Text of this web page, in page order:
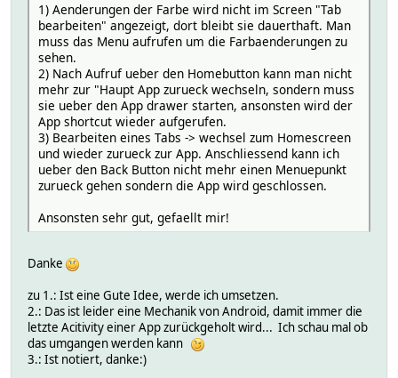
1) Aenderungen der Farbe wird nicht im Screen "Tab
bearbeiten" angezeigt, dort bleibt sie dauerthaft. Man
muss das Menu aufrufen um die Farbaenderungen zu
sehen.
2) Nach Aufruf ueber den Homebutton kann man nicht
mehr zur "Haupt App zurueck wechseln, sondern muss
sie ueber den App drawer starten, ansonsten wird der
App shortcut wieder aufgerufen.
3) Bearbeiten eines Tabs -> wechsel zum Homescreen
und wieder zurueck zur App. Anschliessend kann ich
ueber den Back Button nicht mehr einen Menuepunkt
zurueck gehen sondern die App wird geschlossen.
Ansonsten sehr gut, gefaellt mir!
Danke
zu 1.: Ist eine Gute Idee, werde ich umsetzen.
2.: Das ist leider eine Mechanik von Android, damit immer die
letzte Acitivity einer App zurückgeholt wird... Ich schau mal ob
das umgangen werden kann
3.: Ist notiert, danke:)